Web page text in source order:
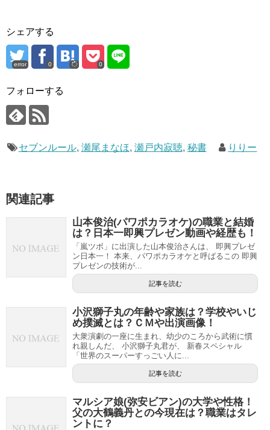
シェアする
error 0 0
フォローする
セブンルール, 瀬尾まなほ, 瀬戸内寂聴, 秘書 りりー
関連記事
山本俊治(パワポカラオケ)の職業と結婚
は？日本一即興プレゼン動画や経歴も！
「嵐ツボ」に出演した山本俊治さんは、 即興プレゼ
ン日本一！ 本来、パワポカラオケと呼ばるこの 即興
プレゼンの技術が...
記事を読む
小沢獅子丸の年齢や家族は？学校やいじ
め撲滅とは？ＣＭや出演画像！
大衆演劇の一座に生まれ、幼少のころから武術に慣
れ親しんだ、 小沢獅子丸君が、 新春スペシャル
「世界のスーパーすっごい人に...
記事を読む
マルシア娘(弥安ビアン)の大学や性格！
父の大鶴義丹との今現在は？職業はタレ
ントに？